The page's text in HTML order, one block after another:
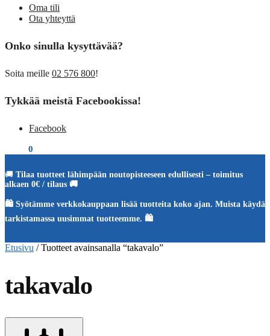
Oma tili
Ota yhteyttä
Onko sinulla kysyttävää?
Soita meille 02 576 800!
Tykkää meistä Facebookissa!
Facebook
0
🚚 Tilaa tuotteet lähimpään noutopisteeseen edullisesti – toimitus
alkaen 0€ / tilaus 🚚
🛍️ Syötämme verkkokauppaan lisää tuotteita koko ajan. Muista käydä
tarkistamassa uusimmat tuotteemme. 🛍️
Etusivu /Tuotteet avainsanalla “takavalo”
takavalo